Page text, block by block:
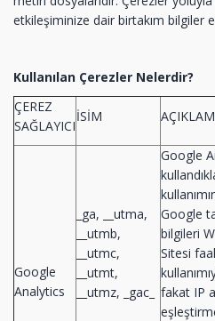
etkileşiminize dair birtakım bilgiler
Kullanılan Çerezler Nelerdir?
ÇEREZ
SAĞLAYICI
İSİM
Google
Analytics
_ga, __utma,
__utmb,
__utmc,
__utmt,
__utmz, _gac_
Google
Google
bilgileri
Sitesi
fakat IP